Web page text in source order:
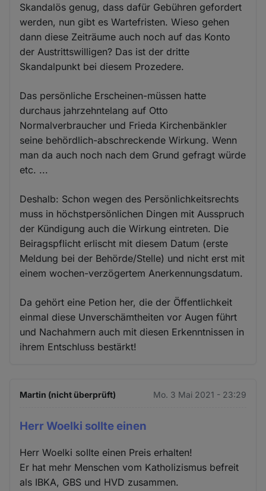
Skandalös genug, dass dafür Gebühren gefordert
werden, nun gibt es Wartefristen. Wieso gehen
dann diese Zeiträume auch noch auf das Konto
der Austrittswilligen? Das ist der dritte
Skandalpunkt bei diesem Prozedere.
Das persönliche Erscheinen-müssen hatte
durchaus jahrzehntelang auf Otto
Normalverbraucher und Frieda Kirchenbänkler
seine behördlich-abschreckende Wirkung. Wenn
man da auch noch nach dem Grund gefragt würde
etc. ...
Deshalb: Schon wegen des Persönlichkeitsrechts
muss in höchstpersönlichen Dingen mit Ausspruch
der Kündigung auch die Wirkung eintreten. Die
Beiragspflicht erlischt mit diesem Datum (erste
Meldung bei der Behörde/Stelle) und nicht erst mit
einem wochen-verzögertem Anerkennungsdatum.
Da gehört eine Petion her, die der Öffentlichkeit
einmal diese Unverschämtheiten vor Augen führt
und Nachahmern auch mit diesen Erkenntnissen in
ihrem Entschluss bestärkt!
Martin (nicht überprüft) Mo. 3 Mai 2021 - 23:29
Herr Woelki sollte einen
Herr Woelki sollte einen Preis erhalten!
Er hat mehr Menschen vom Katholizismus befreit
als IBKA, GBS und HVD zusammen.